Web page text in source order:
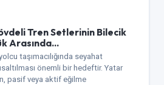
Tren Setlerinin Bilecik
Arasında...
taşımacılığında seyahat
önemli bir hedeftir. Yatar
pasif veya aktif eğilme